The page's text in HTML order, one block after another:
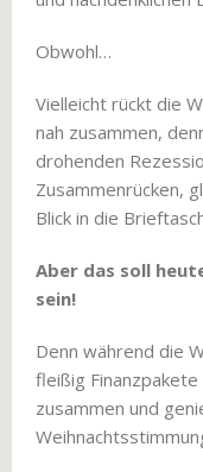
Obwohl…
Vielleicht rückt die
nah zusammen,
drohenden
Zusammenrücken,
Blick in die
Aber das soll
sein!
Denn während die
fleißig
zusammen und